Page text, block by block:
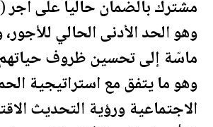
وهو الحد الأدنى الحالي
ماسّة إلى تحسين ظروف
وهو ما يتفق مع استراتيجية
الاجتماعية ورؤية التحديث